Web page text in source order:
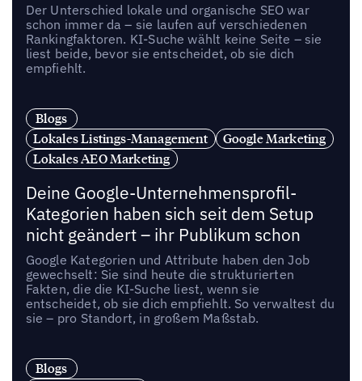
Der Unterschied lokale und organische SEO war
schon immer da – sie laufen auf verschiedenen
Rankingfaktoren. KI-Suche wählt keine Seite – sie
liest beide, bevor sie entscheidet, ob sie dich
empfiehlt.
Blogs
Lokales Listings-Management
Google Marketing
Lokales AEO Marketing
Deine Google-Unternehmensprofil-
Kategorien haben sich seit dem Setup
nicht geändert – ihr Publikum schon
Google Kategorien und Attribute haben den Job
gewechselt: Sie sind heute die strukturierten
Fakten, die die KI-Suche liest, wenn sie
entscheidet, ob sie dich empfiehlt. So verwaltest du
sie – pro Standort, in großem Maßstab.
Blogs